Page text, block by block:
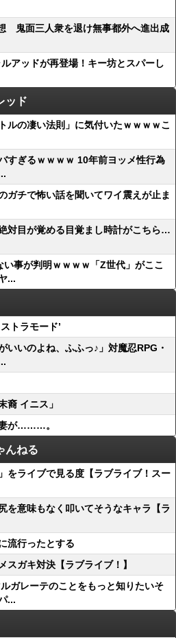
鬼面三人衆を退け無事都外へ進出成
アッドが再登場！キー坊とスパーし
ッド
ルの凄い法則」に気付いたｗｗｗｗこ
すぎるｗｗｗｗ 10年前ヨッメ性行為
ガチで怖い話を聞いてワイ震えが止ま
対目が覚める目覚まし時計がこちら…
い事が判明ｗｗｗｗ「Z世代」がここ
...
トラモード’
いいのよね、ふふっ♪」対魔忍RPG・
裔 イニス」
妻が………。
んねる
をライブで見る度【ラブライブ！スー
を意味もなく叩いてそうなキャラ【ラ
流行ったとする
スガキ対決【ラブライブ！】
ガレーテのことをもっと知りたいそ
...